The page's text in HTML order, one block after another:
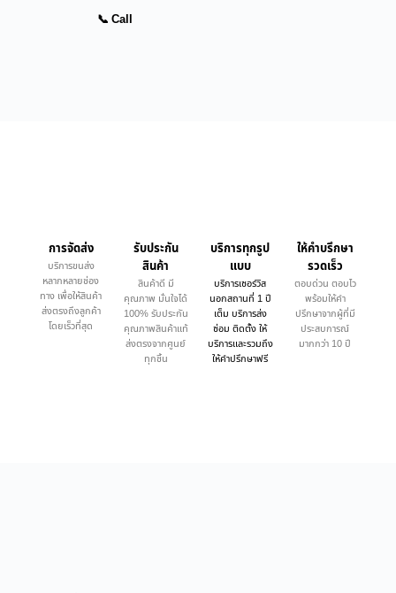
📞 Call
การจัดส่ง
บริการขนส่ง
หลากหลายช่อง
ทาง เพื่อให้สินค้า
ส่งตรงถึงลูกค้า
โดยเร็วที่สุด
รับประกัน
สินค้า
สินค้าดี มี
คุณภาพ มั่นใจได้
100% รับประกัน
คุณภาพสินค้าแท้
ส่งตรงจากศูนย์
ทุกชิ้น
บริการทุกรูป
แบบ
บริการเซอร์วิส
นอกสถานที่ 1 ปี
เต็ม บริการส่ง
ซ่อม ติดตั้ง ให้
บริการและรวมถึง
ให้คำปรึกษาฟรี
ให้คำบรึกษา
รวดเร็ว
ตอบด่วน ตอบไว
พร้อมให้คำ
ปรึกษาจากผู้ที่มี
ประสบการณ์
มากกว่า 10 ปี